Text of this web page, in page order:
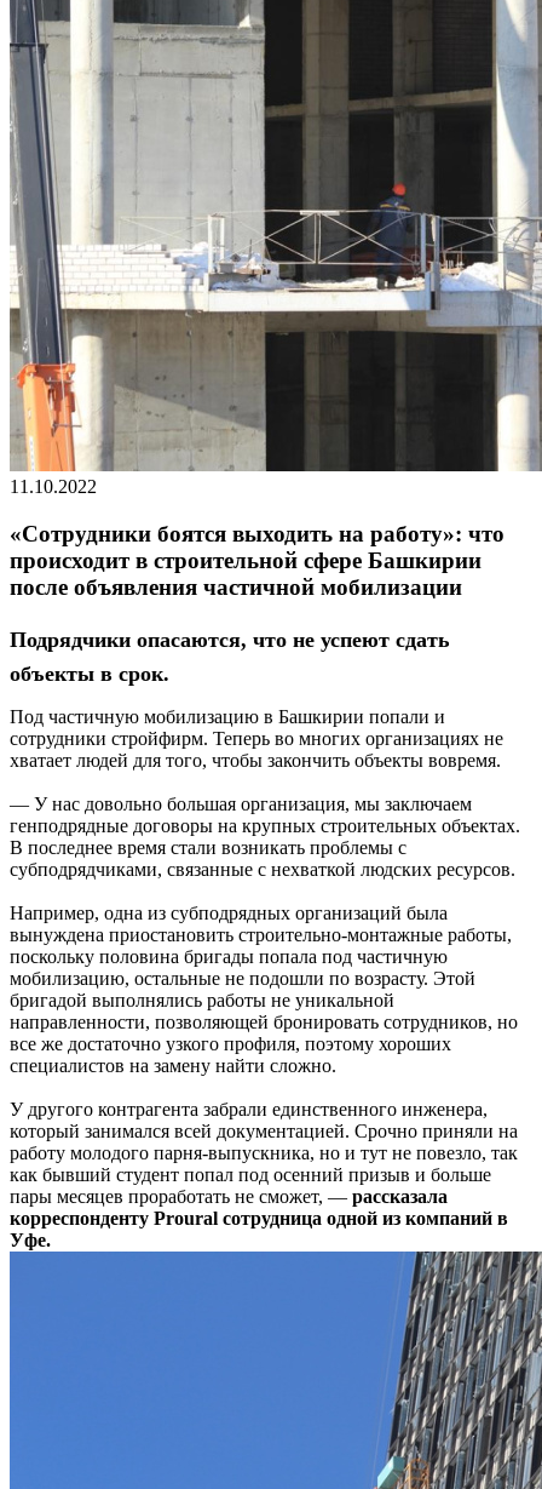
11.10.2022
«Сотрудники боятся выходить на работу»: что
происходит в строительной сфере Башкирии
после объявления частичной мобилизации
Подрядчики опасаются, что не успеют сдать
объекты в срок.
Под частичную мобилизацию в Башкирии попали и
сотрудники стройфирм. Теперь во многих организациях не
хватает людей для того, чтобы закончить объекты вовремя.
— У нас довольно большая организация, мы заключаем
генподрядные договоры на крупных строительных объектах.
В последнее время стали возникать проблемы с
субподрядчиками, связанные с нехваткой людских ресурсов.
Например, одна из субподрядных организаций была
вынуждена приостановить строительно-монтажные работы,
поскольку половина бригады попала под частичную
мобилизацию, остальные не подошли по возрасту. Этой
бригадой выполнялись работы не уникальной
направленности, позволяющей бронировать сотрудников, но
все же достаточно узкого профиля, поэтому хороших
специалистов на замену найти сложно.
У другого контрагента забрали единственного инженера,
который занимался всей документацией. Срочно приняли на
работу молодого парня-выпускника, но и тут не повезло, так
как бывший студент попал под осенний призыв и больше
пары месяцев проработать не сможет, — рассказала
корреспонденту Proural сотрудница одной из компаний в
Уфе.